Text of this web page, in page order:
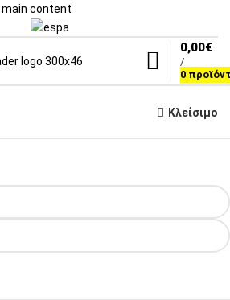
main content
0
/
0,00€
Κλείσιμο